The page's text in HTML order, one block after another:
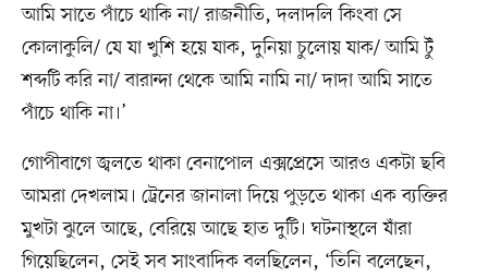
আমি সাতে পাঁচে থাকি না/ রাজনীতি, দলাদলি কিংবা সে
কোলাকুলি/ যে যা খুশি হয়ে যাক, দুনিয়া চুলোয় যাক/ আমি টুঁ
শব্দটি করি না/ বারান্দা থেকে আমি নামি না/ দাদা আমি সাতে
পাঁচে থাকি না।’
গোপীবাগে জ্বলতে থাকা বেনাপোল এক্সপ্রেসে আরও একটা ছবি
আমরা দেখলাম। ট্রেনের জানালা দিয়ে পুড়তে থাকা এক ব্যক্তির
মুখটা ঝুলে আছে, বেরিয়ে আছে হাত দুটি। ঘটনাস্থলে যাঁরা
গিয়েছিলেন, সেই সব সাংবাদিক বলছিলেন, ‘তিনি বলেছেন,